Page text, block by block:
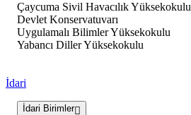
Çaycuma Sivil Havacılık Yüksekokulu
Devlet Konservatuvarı
Uygulamalı Bilimler Yüksekokulu
Yabancı Diller Yüksekokulu
İdari
İdari Birimler